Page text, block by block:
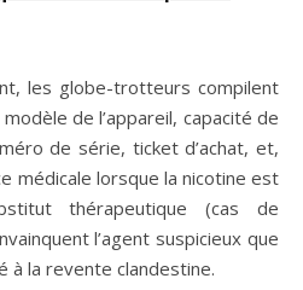
les globe-trotteurs compilent
de l’appareil, capacité de
de série, ticket d’achat, et,
médicale lorsque la nicotine est
thérapeutique (cas de
l’agent suspicieux que
à la revente clandestine.